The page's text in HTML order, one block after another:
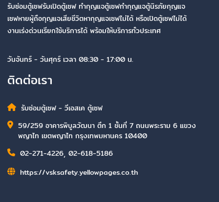
รับซ่อมตู้เซฟรับเปิดตู้เซฟ ทำกุญแจตู้เซฟทำกุญแจตู้นิรภัยกุญแจ
เซฟหายผู้ถือกุญแจเสียชีวิตหากุญแจเซฟไม่ได้ หรือเปิดตู้เซฟไม่ได้
งานเร่งด่วนเรียกใช้บริการได้ พร้อมให้บริการทั่วประเทศ
วันจันทร์ - วันศุกร์ เวลา 08:30 - 17:00 น.
ติดต่อเรา
รับซ่อมตู้เซฟ - วีเอสเค ตู้เซฟ
59/259 อาคารพิบูลวัฒนา ตึก 1 ชั้นที่ 7 ถนนพระราม 6 แขวง
พญาไท เขตพญาไท กรุงเทพมหานคร 10400
02-271-4226, 02-618-5186
https://vsksafety.yellowpages.co.th